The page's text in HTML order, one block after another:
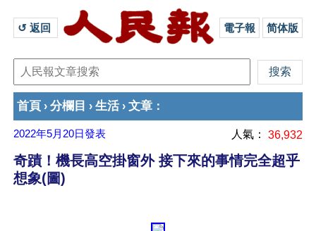
↺ 返回 電子報 简体版
首頁 › 分欄目 › 生活 › 文章 ：
2022年5月20日發表 人氣： 36,932
奇蹟！機長高空掛窗外 接下來的事情完全超乎
想象(圖)